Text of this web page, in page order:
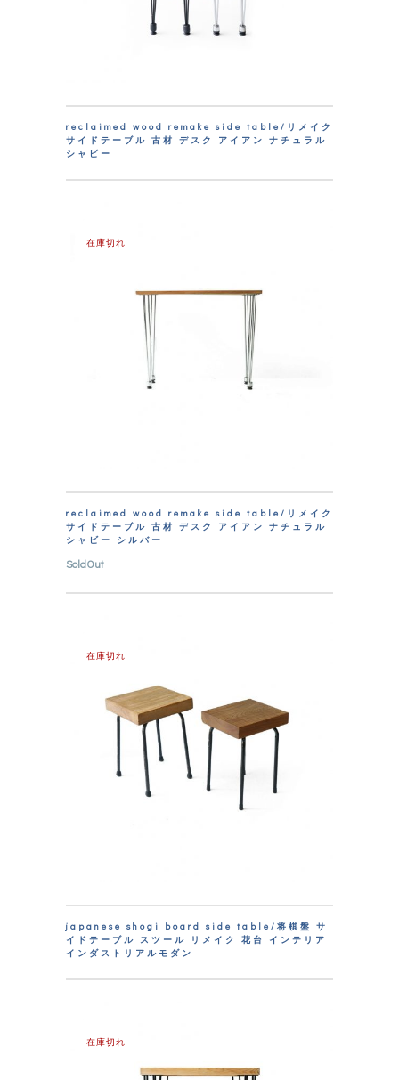
reclaimed wood remake side table/リメイク
サイドテーブル 古材 デスク アイアン ナチュラル
シャビー
在庫切れ
reclaimed wood remake side table/リメイク
サイドテーブル 古材 デスク アイアン ナチュラル
シャビー シルバー
SoldOut
在庫切れ
japanese shogi board side table/将棋盤 サ
イドテーブル スツール リメイク 花台 インテリア
インダストリアルモダン
在庫切れ